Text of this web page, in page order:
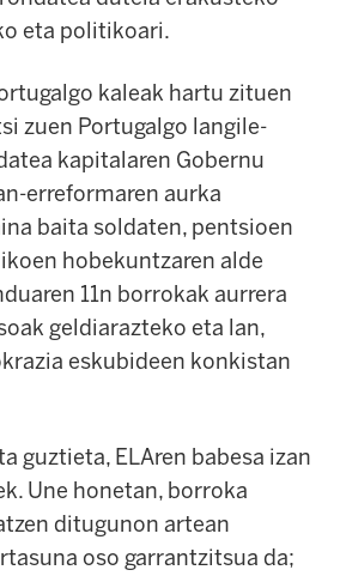
eta politikoari.
kaleak hartu zituen
zuen Portugalgo langile-
kapitalaren Gobernu
erreformaren aurka
baita soldaten, pentsioen
hobekuntzaren alde
11n borrokak aurrera
geldiarazteko eta lan,
eskubideen konkistan
guztieta, ELAren babesa izan
Une honetan, borroka
ditugunon artean
oso garrantzitsua da;